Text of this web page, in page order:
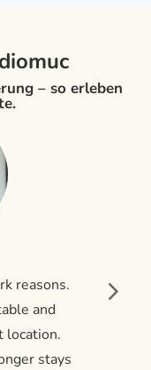
– so erleben
reasons.
and
location.
stays